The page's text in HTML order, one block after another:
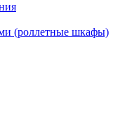
(роллетные шкафы)